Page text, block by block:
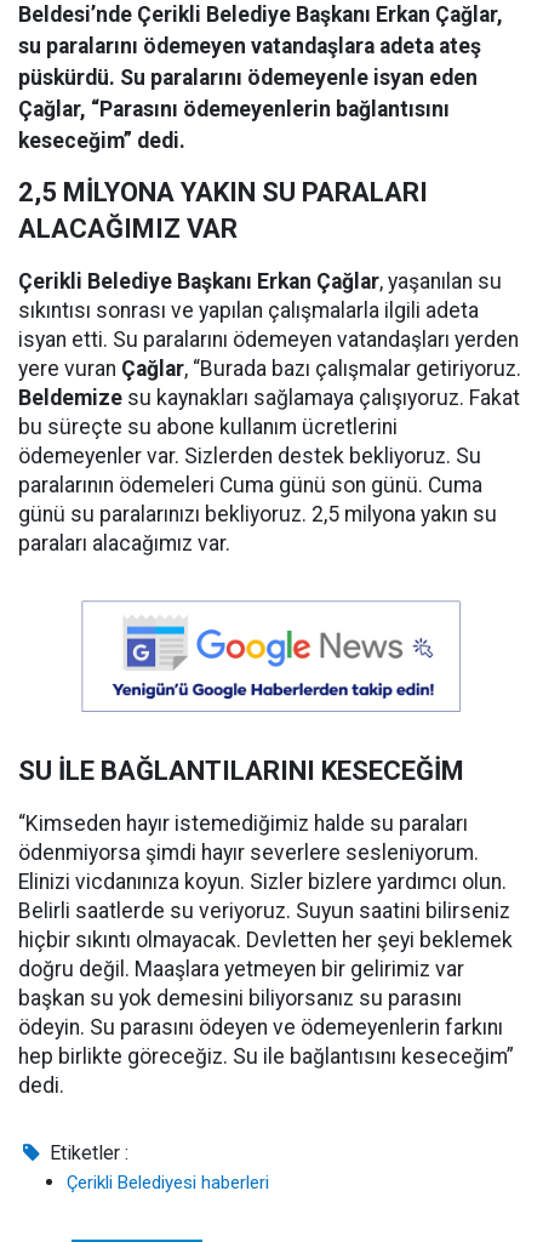
Beldesi’nde Çerikli Belediye Başkanı Erkan Çağlar,
su paralarını ödemeyen vatandaşlara adeta ateş
püskürdü. Su paralarını ödemeyenle isyan eden
Çağlar, “Parasını ödemeyenlerin bağlantısını
keseceğim” dedi.
2,5 MİLYONA YAKIN SU PARALARI
ALACAĞIMIZ VAR
Çerikli Belediye Başkanı Erkan Çağlar, yaşanılan su
sıkıntısı sonrası ve yapılan çalışmalarla ilgili adeta
isyan etti. Su paralarını ödemeyen vatandaşları yerden
yere vuran Çağlar, “Burada bazı çalışmalar getiriyoruz.
Beldemize su kaynakları sağlamaya çalışıyoruz. Fakat
bu süreçte su abone kullanım ücretlerini
ödemeyenler var. Sizlerden destek bekliyoruz. Su
paralarının ödemeleri Cuma günü son günü. Cuma
günü su paralarınızı bekliyoruz. 2,5 milyona yakın su
paraları alacağımız var.
SU İLE BAĞLANTILARINI KESECEĞİM
“Kimseden hayır istemediğimiz halde su paraları
ödenmiyorsa şimdi hayır severlere sesleniyorum.
Elinizi vicdanınıza koyun. Sizler bizlere yardımcı olun.
Belirli saatlerde su veriyoruz. Suyun saatini bilirseniz
hiçbir sıkıntı olmayacak. Devletten her şeyi beklemek
doğru değil. Maaşlara yetmeyen bir gelirimiz var
başkan su yok demesini biliyorsanız su parasını
ödeyin. Su parasını ödeyen ve ödemeyenlerin farkını
hep birlikte göreceğiz. Su ile bağlantısını keseceğim”
dedi.
Etiketler :
Çerikli Belediyesi haberleri